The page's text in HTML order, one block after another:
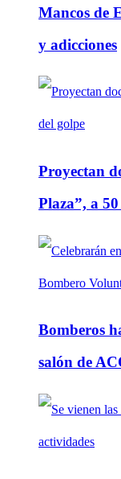
Mancos de
y adicciones
Proyectan
Plaza”, a
Bomberos
salón de